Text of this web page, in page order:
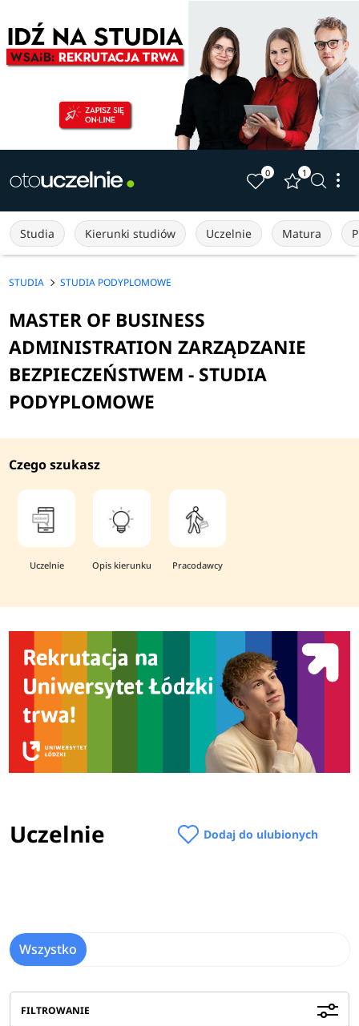
0 1
Studia Kierunki studiów Uczelnie Matura
STUDIA STUDIA PODYPLOMOWE
MASTER OF BUSINESS
ADMINISTRATION ZARZĄDZANIE
BEZPIECZEŃSTWEM - STUDIA
PODYPLOMOWE
Czego szukasz
Uczelnie Opis kierunku Pracodawcy
Uczelnie Dodaj do ulubionych
Wszystko
FILTROWANIE